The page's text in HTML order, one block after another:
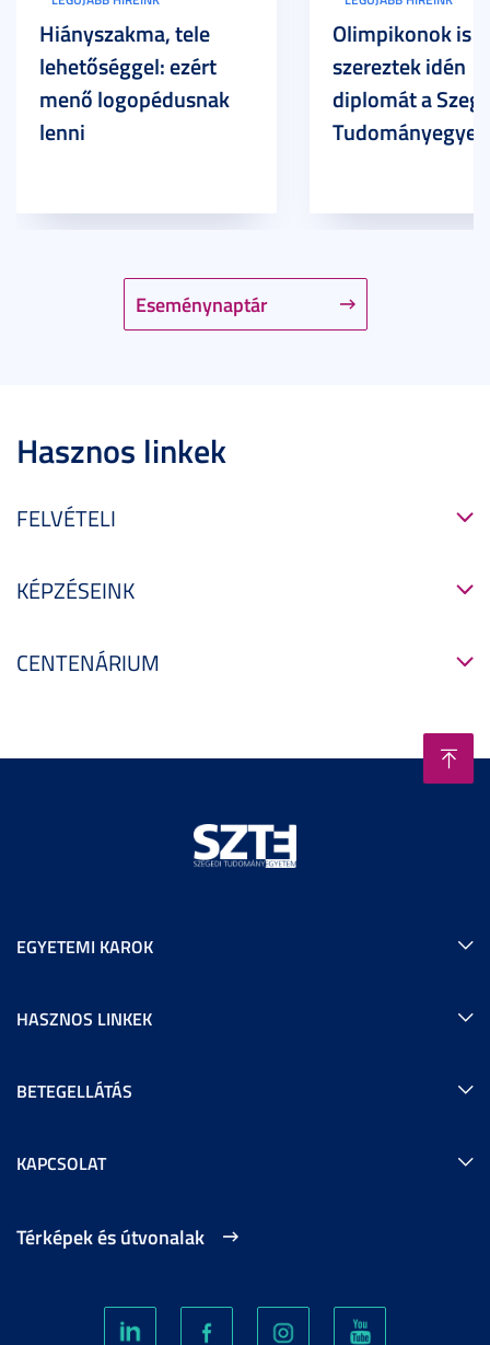
Eseménynaptár
Hiányszakma, tele
lehetőséggel: ezért
menő logopédusnak
lenni
Olimpikonok is
szereztek idén
diplomát a
Hasznos linkek
FELVÉTELI
KÉPZÉSEINK
CENTENÁRIUM
EGYETEMI KAROK
HASZNOS LINKEK
BETEGELLÁTÁS
KAPCSOLAT
Térképek és útvonalak